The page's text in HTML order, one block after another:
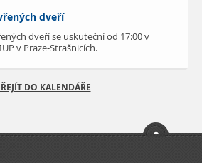
dveří
dveří se uskuteční od 17:00 v
v Praze-Strašnicích.
DO KALENDÁŘE